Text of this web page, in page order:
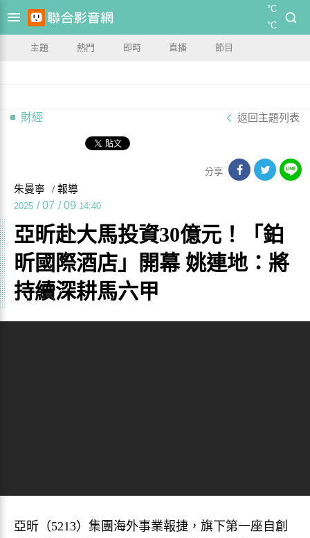
°C
°C
主題 熱門 即時 直播 節目
財經 返回主題列表
分享
朱曼寧 / 報導
2025 / 07 / 09 14:40
亞昕赴大馬投資30億元！「鉑
昕國際酒店」開幕 姚連地：將
持續深耕馬六甲
亞昕（5213）集團海外事業報捷，旗下第一座自創